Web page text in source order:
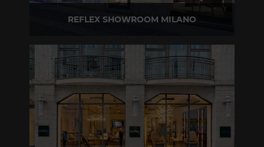
REFLEX SHOWROOM MILANO
T +39 02 80582955